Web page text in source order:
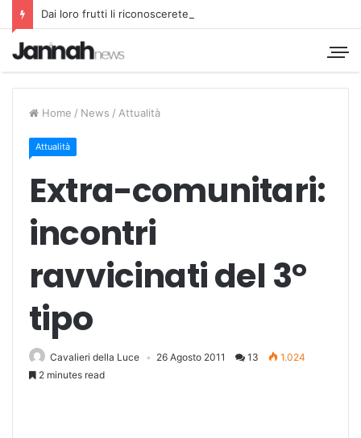
Dai loro frutti li riconoscerete
Home / News / Attualità
Attualità
Extra-comunitari:
incontri
ravvicinati del 3°
tipo
Cavalieri della Luce 26 Agosto 2011 13
1.024
2 minutes read